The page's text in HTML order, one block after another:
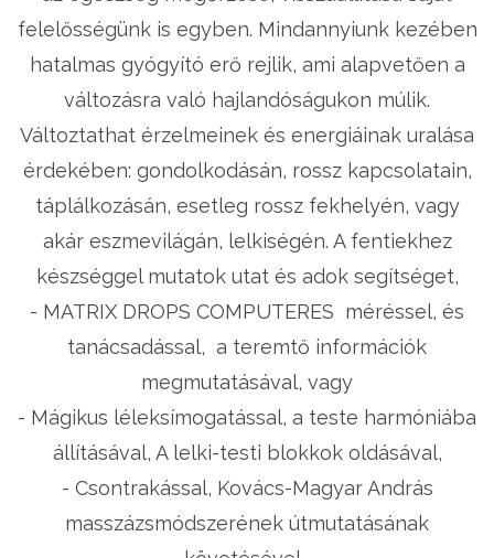
felelősségünk is egyben. Mindannyiunk kezében
hatalmas gyógyító erő rejlik, ami alapvetően a
változásra való hajlandóságukon múlik.
Változtathat érzelmeinek és energiáinak uralása
érdekében: gondolkodásán, rossz kapcsolatain,
táplálkozásán, esetleg rossz fekhelyén, vagy
akár eszmevilágán, lelkiségén. A fentiekhez
készséggel mutatok utat és adok segítséget,
- MATRIX DROPS COMPUTERES méréssel, és
tanácsadással, a teremtő információk
megmutatásával, vagy
- Mágikus léleksímogatással, a teste harmóniába
állításával, A lelki-testi blokkok oldásával,
- Csontrakással, Kovács-Magyar András
masszázsmódszerének útmutatásának